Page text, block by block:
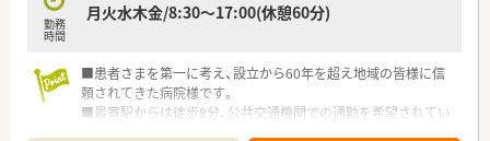
勤務
時間
月火水木金/8:30～17:00(休憩60分)
■患者さまを第一に考え、設立から60年を超え地域の皆様に信
頼されてきた病院様です。
■最寄駅からは徒歩8分、公共交通機関での通勤を希望されてい